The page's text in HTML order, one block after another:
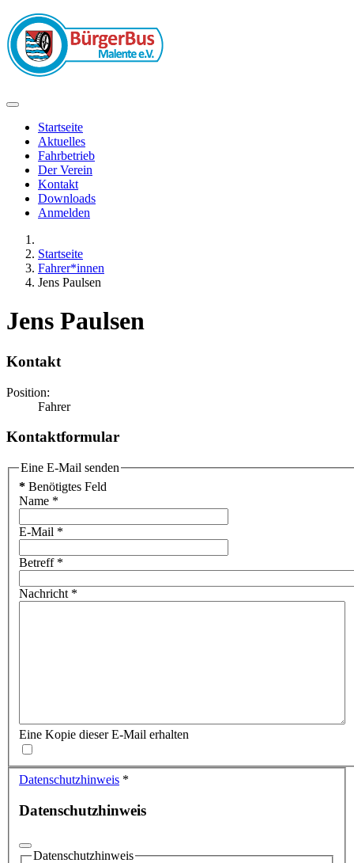
Startseite
Aktuelles
Fahrbetrieb
Der Verein
Kontakt
Downloads
Anmelden
Startseite
Fahrer*innen
Jens Paulsen
Jens Paulsen
Kontakt
Position:
Fahrer
Kontaktformular
Eine E-Mail senden
* Benötigtes Feld
Name *
E-Mail *
Betreff*
Nachricht *
Eine Kopie dieser E-Mail erhalten
Datenschutzhinweis *
Datenschutzhinweis
Datenschutzhinweis